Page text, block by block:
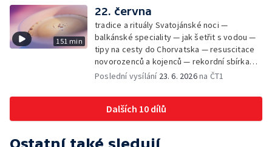
záchranářů v létě — Divácká soutěž —
Minimum sacharidů: maso, vejce, mléčné
výrobky a luštěniny — Jak se udržet v
kondici v létě bez posilovny — Prototyp
chytré vložky do bot pro běžce — Anketa +
aktuálně — Škola hrou — Upoutávka na další
vysílání — Počasí + Zprávy — Práce
Minimum sacharidů: maso, vejce, mléčné
výrobky a luštěniny — Mezinárodní folklórní
kondici v létě bez posilovny — Anketa +
151 min
22. června
tradice a rituály Svatojánské noci —
balkánské speciality — jak šetřit s vodou —
tipy na cesty do Chorvatska — resuscitace
novorozenců a kojenců — rekordní sbírka
velkých modelů aut — výroba šperků se
Poslední vysílání 23. 6. 2026na ČT1
Dalších 10 dílů
Ostatní také sledují